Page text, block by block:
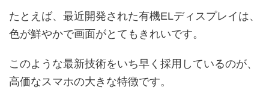
たとえば、最近開発された有機ELディスプレイは、
色が鮮やかで画面がとてもきれいです。
このような最新技術をいち早く採用しているのが、
高価なスマホの大きな特徴です。